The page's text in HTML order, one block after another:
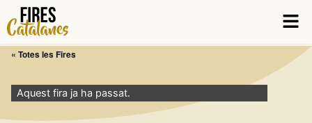
« Totes les Fires
Aquest fira ja ha passat.